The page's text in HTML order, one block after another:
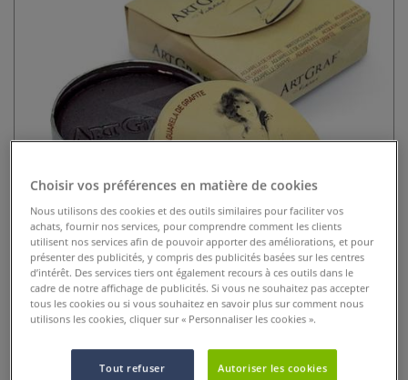
Boîte aquarelle graphite Art Graf
Choisir vos préférences en matière de cookies
Nous utilisons des cookies et des outils similaires pour faciliter vos
achats, fournir nos services, pour comprendre comment les clients
utilisent nos services afin de pouvoir apporter des améliorations, et pour
présenter des publicités, y compris des publicités basées sur les centres
d’intérêt. Des services tiers ont également recours à ces outils dans le
cadre de notre affichage de publicités. Si vous ne souhaitez pas accepter
tous les cookies ou si vous souhaitez en savoir plus sur comment nous
utilisons les cookies, cliquer sur « Personnaliser les cookies ».
Tout refuser Autoriser les cookies